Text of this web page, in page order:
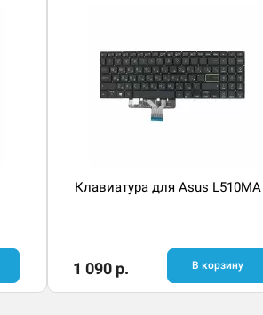
Клавиатура для Asus L510MA
1 090 р. В корзину